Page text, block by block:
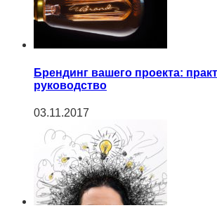
Брендинг вашего проекта:
руководство
03.11.2017